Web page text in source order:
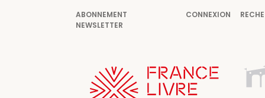
ABONNEMENT
NEWSLETTER
CONNEXION